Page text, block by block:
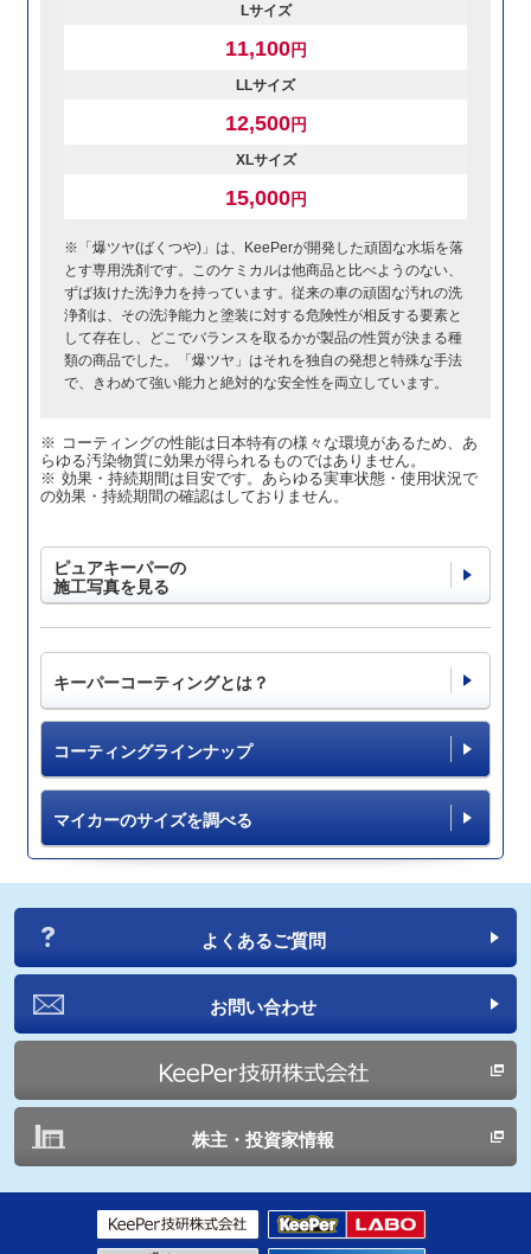
Lサイズ
11,100円
LLサイズ
12,500円
XLサイズ
15,000円
※「爆ツヤ(ばくつや)」は、KeePerが開発した頑固な水垢を落
とす専用洗剤です。このケミカルは他商品と比べようのない、
ずば抜けた洗浄力を持っています。従来の車の頑固な汚れの洗
浄剤は、その洗浄能力と塗装に対する危険性が相反する要素と
して存在し、どこでバランスを取るかが製品の性質が決まる種
類の商品でした。「爆ツヤ」はそれを独自の発想と特殊な手法
で、きわめて強い能力と絶対的な安全性を両立しています。
コーティングの性能は日本特有の様々な環境があるため、あ
らゆる汚染物質に効果が得られるものではありません。
効果・持続期間は目安です。あらゆる実車状態・使用状況で
の効果・持続期間の確認はしておりません。
ピュアキーパーの
施工写真を見る
キーパーコーティングとは？
コーティングラインナップ
マイカーのサイズを調べる
よくあるご質問
お問い合わせ
株主・投資家情報